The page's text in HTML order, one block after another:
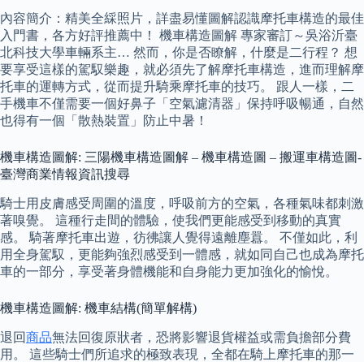
內容簡介：精美全綵照片，詳盡易懂圖解認識摩托車構造的最佳
入門書，各方好評推薦中！ 機車構造圖解 專家審訂～吳浴沂臺
北科技大學車輛系主… 然而，你是否瞭解，什麼是二行程？ 想
要享受這樣的駕馭樂趣，就必須先了解摩托車構造，進而理解摩
托車的運轉方式，從而提升騎乘摩托車的技巧。 跟人一樣，二
手機車不僅需要一個好鼻子「空氣濾清器」保持呼吸暢通，自然
也得有一個「散熱裝置」防止中暑！
機車構造圖解: 三陽機車構造圖解 – 機車構造圖 – 搬運車構造圖-
臺灣商業情報資訊搜尋
騎士用皮膚感受周圍的溫度，呼吸前方的空氣，各種氣味都刺激
著嗅覺。 這種行走間的體驗，使我們更能感受到移動的真實
感。 騎著摩托車出遊，彷彿讓人覺得遠離塵囂。 不僅如此，利
用全身駕馭，更能夠強烈感受到一體感，就如同自己也成為摩托
車的一部分，享受著身體機能和自身能力更加強化的愉悅。
機車構造圖解: 機車結構(簡單解構)
退回商品無法回復原狀者，恐將影響退貨權益或需負擔部分費
用。 這些騎士們所追求的極致表現，全都在騎上摩托車的那一